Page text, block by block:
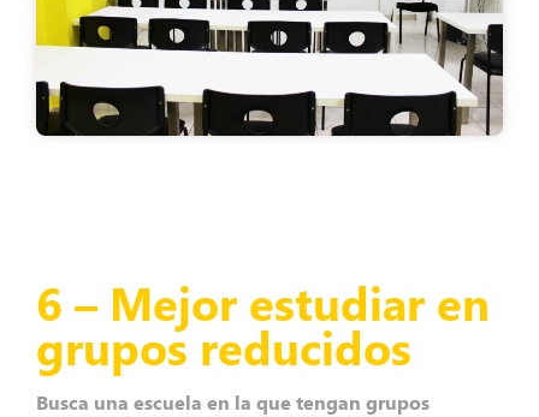
6 – Mejor estudiar en
grupos reducidos
Busca una escuela en la que tengan grupos